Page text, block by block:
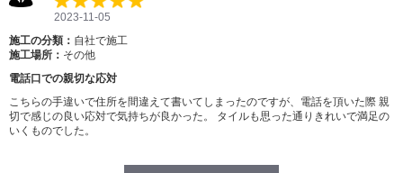
2023-11-05
施工の分類： 自社で施工
施工場所： その他
電話口での親切な応対
こちらの手違いで住所を間違えて書いてしまったのですが、電話を頂いた際 親
切で感じの良い応対で気持ちが良かった。 タイルも思った通りきれいで満足の
いくものでした。